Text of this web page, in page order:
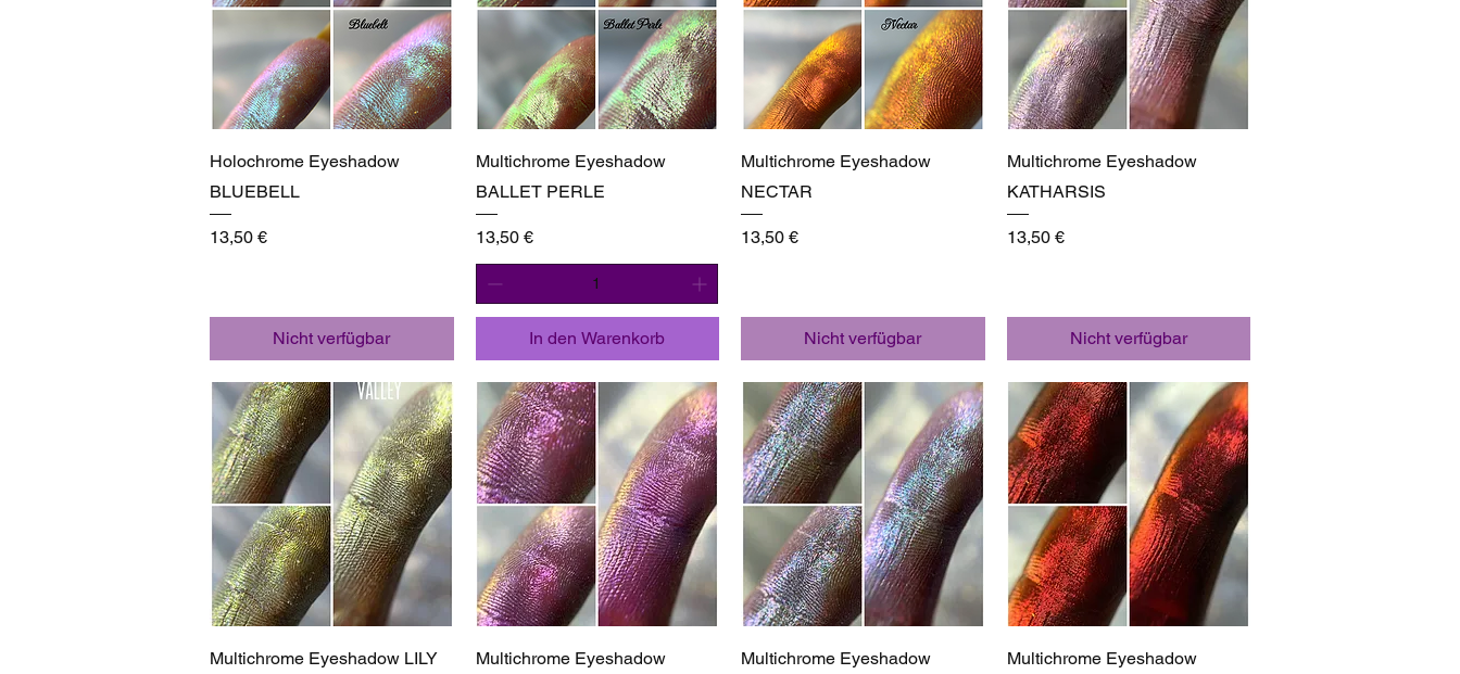
Schnellansicht
Holochrome Eyeshadow
BLUEBELL
Preis
13,50 €
Nicht verfügbar
Schnellansicht
Multichrome Eyeshadow
BALLET PERLE
Preis
13,50 €
In den Warenkorb
Schnellansicht
Multichrome Eyeshadow
NECTAR
Preis
13,50 €
Nicht verfügbar
Schnellansicht
Multichrome Eyeshadow
KATHARSIS
Preis
13,50 €
Nicht verfügbar
Schnellansicht
Multichrome Eyeshadow LILY
Schnellansicht
Multichrome Eyeshadow
Schnellansicht
Multichrome Eyeshadow
Schnellansicht
Multichrome Eyeshadow